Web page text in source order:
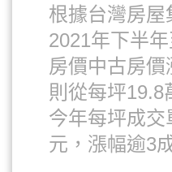
根據台灣房屋
2021年下半
房價中古房
則從每坪19.8
今年每坪成交
元，漲幅逾3